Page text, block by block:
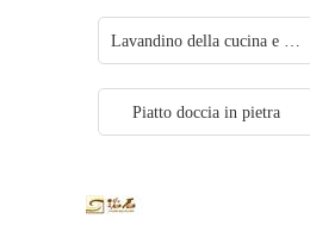
Lavandino della cucina e del bagno
Piatto doccia in pietra